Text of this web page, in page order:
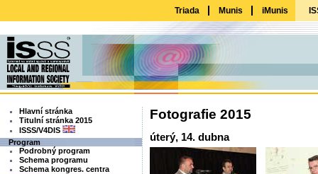
Triada Munis iMunis
Hlavní stránka
Titulní stránka 2015
ISSS/V4DIS
Program
Podrobný program
Schema programu
Schema kongres. centra
Fotografie 2015
úterý, 14. dubna